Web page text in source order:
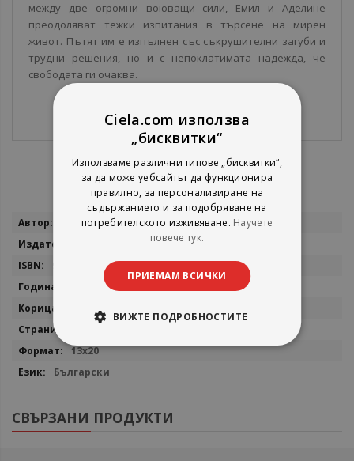
между две огромни воюващи сили, Емил и Аделине
преодоляват тежки изпитания в търсене на мирен
живот. Пътят им е изпълнен със съкрушителни загуби и
трудни решения, но и с непоклатимата надежда, че
свободата ги очаква.
Повече
Марк Съливан
9789543896677
13x20
Български
СВЪРЗАНИ ПРОДУКТИ
Ciela.com използва
„бисквитки“
Използваме различни типове „бисквитки“,
за да може уебсайтът да функционира
правилно, за персонализиране на
съдържанието и за подобряване на
потребителското изживяване. Научете
повече тук.
ПРИЕМАМ ВСИЧКИ
ВИЖТЕ ПОДРОБНОСТИТЕ